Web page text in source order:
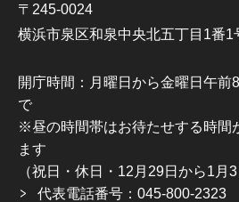
〒245-0024
横浜市泉区和泉中央北五丁目1番1
開庁時間：月曜日から金曜日午前
で
※昼の時間帯はお待たせする時間
ます
（祝日・休日・12月29日から1月3
代表電話番号：045-800-2323